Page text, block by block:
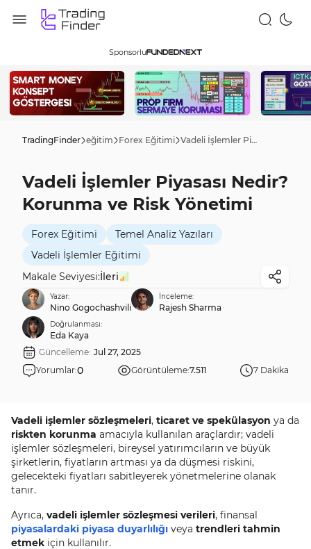
Sponsorlu
TradingFinder eğitim Forex Eğitimi Vadeli İşlemler Piyasası Nedir? Korunma ve Risk Yönetimi
Vadeli İşlemler Piyasası Nedir?
Korunma ve Risk Yönetimi
Forex Eğitimi
Temel Analiz Yazıları
Vadeli İşlemler Eğitimi
Makale Seviyesi:İleri
Yazar:
Nino Gogochashvili
İnceleme:
Rajesh Sharma
Doğrulanması:
Eda Kaya
Güncelleme: Jul 27, 2025
Yorumlar:0 Görüntüleme:7.511 7 Dakika
Vadeli işlemler sözleşmeleri, ticaret ve spekülasyon ya da
riskten korunma amacıyla kullanılan araçlardır; vadeli
işlemler sözleşmeleri, bireysel yatırımcıların ve büyük
şirketlerin, fiyatların artması ya da düşmesi riskini,
gelecekteki fiyatları sabitleyerek yönetmelerine olanak
tanır.
Ayrıca, vadeli işlemler sözleşmesi verileri, finansal
piyasalardaki piyasa duyarlılığı veya trendleri tahmin
etmek için kullanılır.